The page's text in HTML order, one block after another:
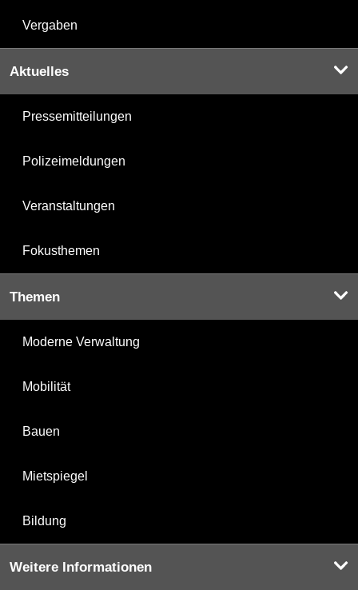
Vergaben
Aktuelles
Pressemitteilungen
Polizeimeldungen
Veranstaltungen
Fokusthemen
Themen
Moderne Verwaltung
Mobilität
Bauen
Mietspiegel
Bildung
Weitere Informationen